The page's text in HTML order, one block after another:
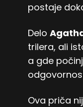
postaje
Delo
trilera, ali
a gde
Ova priča